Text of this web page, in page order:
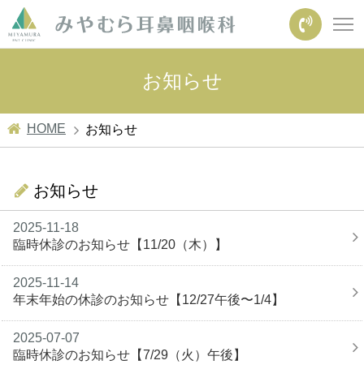
お知らせ
HOME お知らせ
お知らせ
2025-11-18
臨時休診のお知らせ【11/20（木）】
2025-11-14
年末年始の休診のお知らせ【12/27午後〜1/4】
2025-07-07
臨時休診のお知らせ【7/29（火）午後】